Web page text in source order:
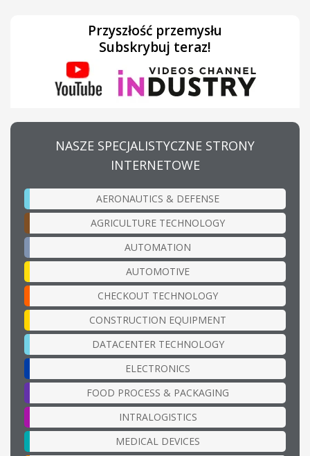
Przyszłość przemysłu
Subskrybuj teraz!
NASZE SPECJALISTYCZNE STRONY
INTERNETOWE
AERONAUTICS & DEFENSE
AGRICULTURE TECHNOLOGY
AUTOMATION
AUTOMOTIVE
CHECKOUT TECHNOLOGY
CONSTRUCTION EQUIPMENT
DATACENTER TECHNOLOGY
ELECTRONICS
FOOD PROCESS & PACKAGING
INTRALOGISTICS
MEDICAL DEVICES